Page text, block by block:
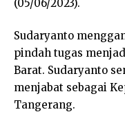
(05/06/2023).
Sudaryanto
pindah tugas
Barat. Sudaryanto
menjabat sebagai
Tangerang.